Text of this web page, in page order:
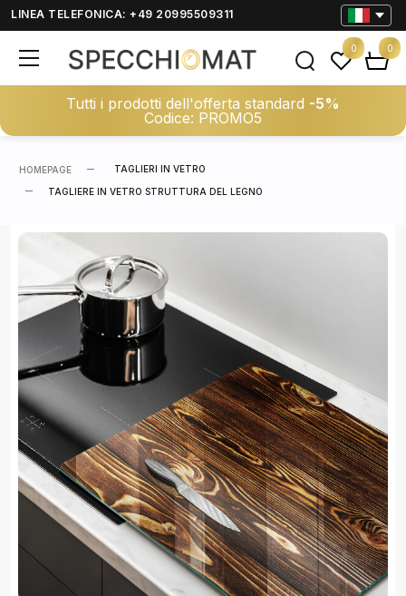
LINEA TELEFONICA: +49 20995509311
Tutti i prodotti dell'offerta standard -5%
Codice: PROMO5
0 0
HOMEPAGE TAGLIERI IN VETRO
TAGLIERE IN VETRO STRUTTURA DEL LEGNO